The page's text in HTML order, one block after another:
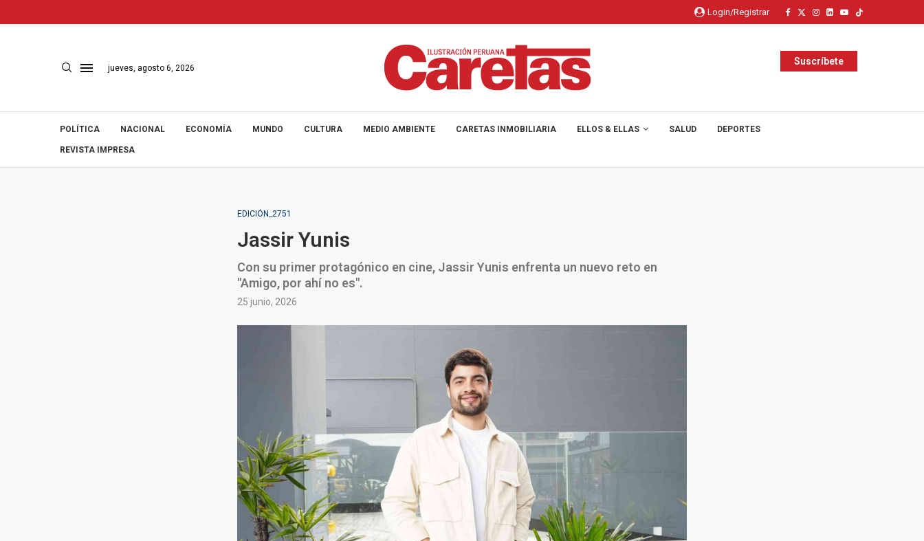
Login/Registrar
jueves, agosto 6, 2026
Suscríbete
POLÍTICA NACIONAL ECONOMÍA MUNDO CULTURA MEDIO AMBIENTE CARETAS INMOBILIARIA ELLOS & ELLAS SALUD DEPORTES
REVISTA IMPRESA
EDICIÓN_2751
Jassir Yunis
Con su primer protagónico en cine, Jassir Yunis enfrenta un nuevo reto en
"Amigo, por ahí no es".
25 junio, 2026